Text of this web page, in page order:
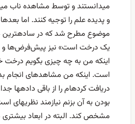
میدانستند و توسط مشاهده ناب
و پدیده علم را توجیه کنند. اما
موضوع مطرح شد که در
یک درخت است» نیز پیش‌فرض‌ها و
اینکه من به چه چیزی بگویم
است. اینکه من مشاهدهای انجام
دریافت کردهام را از باقی دادهها
بودن به آن بزنم نیازمند نظریهای
مشخص کند. البته در ابعاد بیشتری